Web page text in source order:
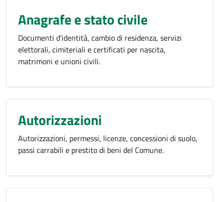
Anagrafe e stato civile
Documenti d’identità, cambio di residenza, servizi
elettorali, cimiteriali e certificati per nascita,
matrimoni e unioni civili.
Autorizzazioni
Autorizzazioni, permessi, licenze, concessioni di suolo,
passi carrabili e prestito di beni del Comune.